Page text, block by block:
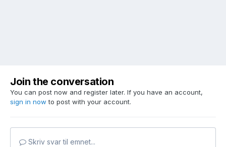
Join the conversation
You can post now and register later. If you have an account,
sign in now to post with your account.
Skriv svar til emnet...